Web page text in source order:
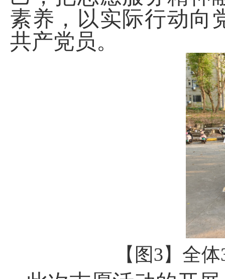
素养，以实际行动向
共产党员。
【图 3】全体